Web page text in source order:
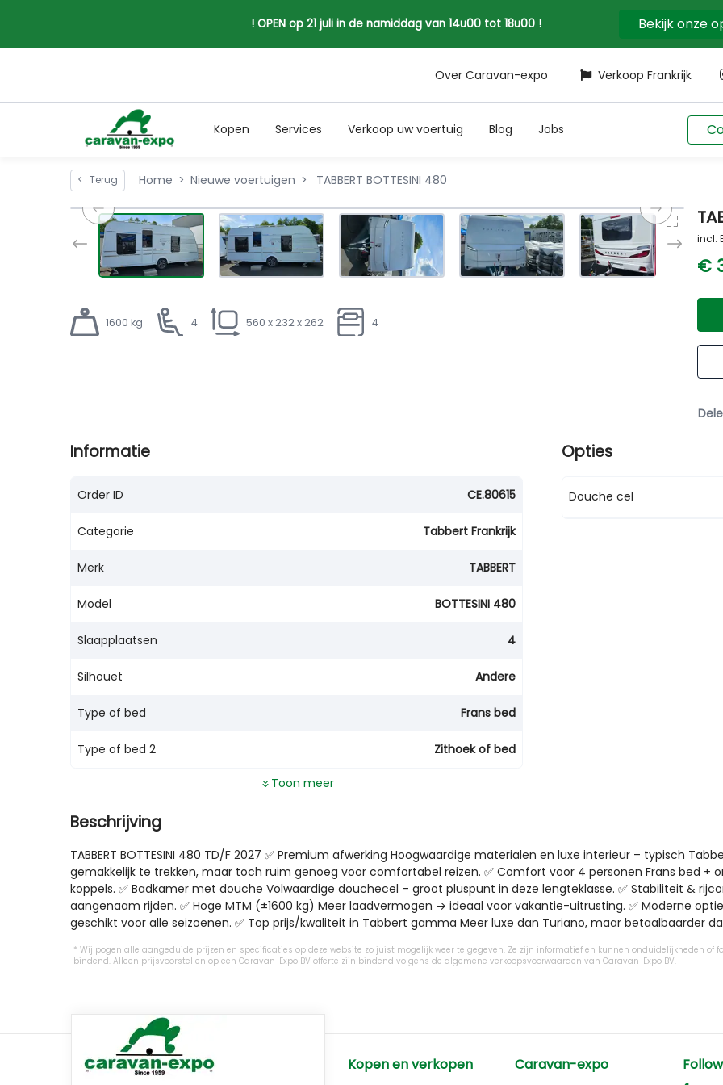
! OPEN op 21 juli in de namiddag van 14u00 tot 18u00 ! Bekijk onze
Over Caravan-expo Verkoop Frankrijk
Kopen Services Verkoop uw voertuig Blog Jobs
< Terug Home Nieuwe voertuigen TABBERT BOTTESINI 480
1600 kg 4 560 x 232 x 262 4
incl.
€
Informatie
Order ID CE.80615
Categorie Tabbert Frankrijk
Merk TABBERT
Model BOTTESINI 480
Slaapplaatsen 4
Silhouet Andere
Type of bed Frans bed
Type of bed 2 Zithoek of bed
Toon meer
Opties
Douche cel
Beschrijving
TABBERT BOTTESINI 480 TD/F 2027 ✅ Premium afwerking Hoogwaardige materialen en luxe interieur – typisch
gemakkelijk te trekken, maar toch ruim genoeg voor comfortabel reizen. ✅ Comfort voor 4 personen Frans bed
koppels. ✅ Badkamer met douche Volwaardige douchecel – groot pluspunt in deze lengteklasse. ✅ Stabiliteit &
aangenaam rijden. ✅ Hoge MTM (±1600 kg) Meer laadvermogen → ideaal voor vakantie-uitrusting. ✅ Moderne
geschikt voor alle seizoenen. ✅ Top prijs/kwaliteit in Tabbert gamma Meer luxe dan Turiano, maar betaalbaarder
Wij pogen alle aangeduide prijzen en specificaties op deze website zo juist mogelijk weer te gegeven. Ze zijn informatief en kunnen onduidelijkheden of
bindend. Alleen prijsvoorstellen op een Caravan-Expo BV offerte zijn bindend volgens de algemene verkoopsvoorwaarden van Caravan-Expo BV.
Kopen en verkopen Caravan-expo